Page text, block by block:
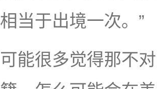
相当于出境一次。”
可能很多觉得那不